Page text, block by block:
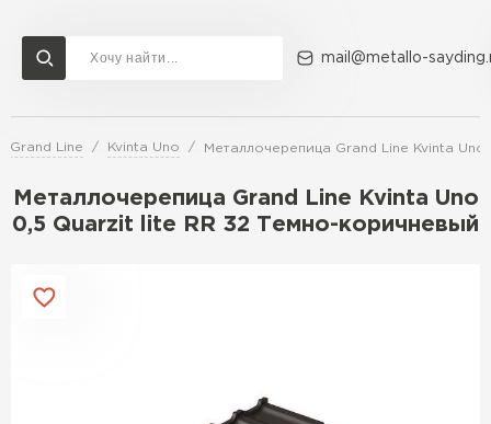
mail@metallo-
Grand Line Kvinta Uno Металлочерепица Grand Line Kvinta
Металлочерепица Grand Line Kvinta Uno
0,5 Quarzit lite RR 32 Темно-коричневый
Доставка и оплата Акции О компании Контакты
Перейти в каталог